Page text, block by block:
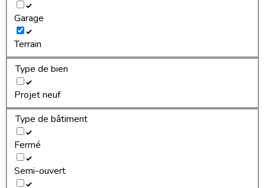
Garage
Terrain
Type de bien
Projet neuf
Type de bâtiment
Fermé
Semi-ouvert